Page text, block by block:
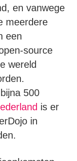
en vanwege
meerdere
een
source
wereld
500
is er
in